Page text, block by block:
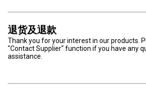
退货及退款
Thank you for your interest in our products.
"Contact Supplier" function if you have any
assistance.